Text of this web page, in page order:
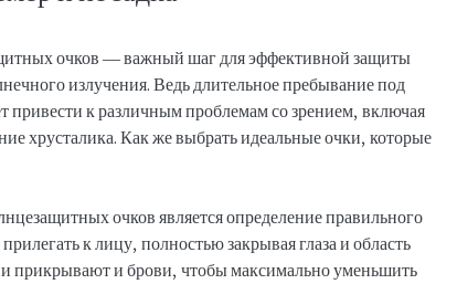
очков — важный шаг для эффективной защиты
излучения. Ведь длительное пребывание под
к различным проблемам со зрением, включая
хрусталика. Как же выбрать идеальные очки, которые
очков является определение правильного
к лицу, полностью закрывая глаза и область
прикрывают и брови, чтобы максимально уменьшить